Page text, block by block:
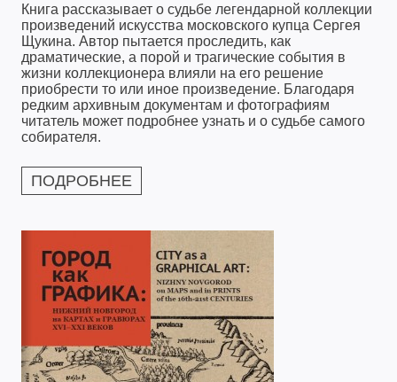
Книга рассказывает о судьбе легендарной коллекции
произведений искусства московского купца Сергея
Щукина. Автор пытается проследить, как
драматические, а порой и трагические события в
жизни коллекционера влияли на его решение
приобрести то или иное произведение. Благодаря
редким архивным документам и фотографиям
читатель может подробнее узнать и о судьбе самого
собирателя.
ПОДРОБНЕЕ